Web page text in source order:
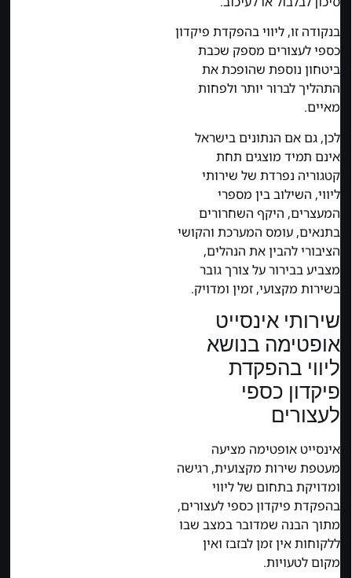
בנקודה זו, ליווי בהפקדת פיקדון
כספי לעצורים מספק שכבת
ביטחון נוספת שהופכת את
התהליך לברור יותר ולפחות
מאיים.
לכן, גם אם הנתונים בישראל
אינם תמיד מוצגים תחת
קטגוריה נפרדת של שירותי
ליווי, השילוב בין מספרי
המעצרים, היקף השחרורים
בתנאים, עומס המערכת והקושי
הציבורי להבין את הנהלים,
מצביע בבירור על צורך גובר
בשירות מקצועי, זמין ומדויק.
שירותי אינסייט
אופטימה בנושא
ליווי בהפקדת
פיקדון כספי
לעצורים
אינסייט אופטימה מציעה
מעטפת שירות מקצועית, רגישה
ומדויקת בתחום של ליווי
בהפקדת פיקדון כספי לעצורים,
מתוך הבנה שמדובר במצב שבו
ללקוחות אין זמן לבזבז ואין
מקום לטעויות.